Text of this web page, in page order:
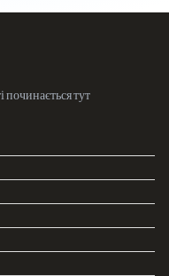
тут